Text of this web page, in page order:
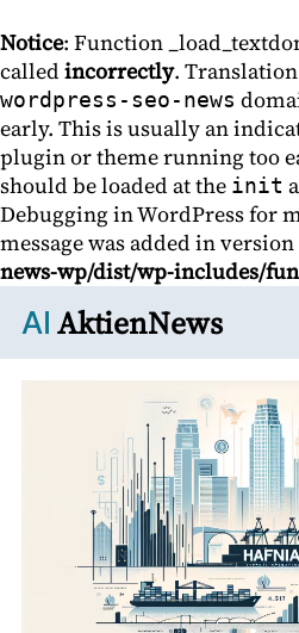
Notice: Function
called incorrectly.
wordpress-seo-news
early. This is usually an
plugin or theme running too
should be loaded at the init
Debugging in WordPressfor
message was added in version
news-wp/dist/wp-includes/
AI AktienNews